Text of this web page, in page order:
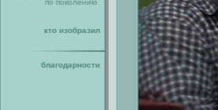
по поколению
кто изобразил
благодарности